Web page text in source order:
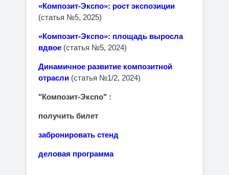
«Композит-Экспо»: рост экспозиции
(статья №5, 2025)
«Композит-Экспо»: площадь выросла
вдвое (статья №5, 2024)
Динамичное развитие композитной
отрасли (статья №1/2, 2024)
"Композит-Экспо" :
получить билет
забронировать стенд
деловая программа